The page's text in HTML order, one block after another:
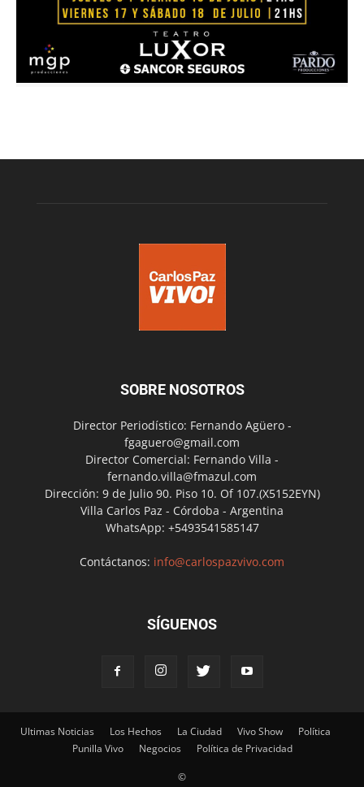
SOBRE NOSOTROS
Director Periodístico: Fernando Agüero -
fgaguero@gmail.com
Director Comercial: Fernando Villa -
fernando.villa@fmazul.com
Dirección: 9 de Julio 90. Piso 10. Of 107.(X5152EYN)
Villa Carlos Paz - Córdoba - Argentina
WhatsApp: +5493541585147
Contáctanos: info@carlospazvivo.com
SÍGUENOS
Ultimas Noticias Los Hechos La Ciudad Vivo Show
Política
Punilla Vivo
Negocios Política de Privacidad
©